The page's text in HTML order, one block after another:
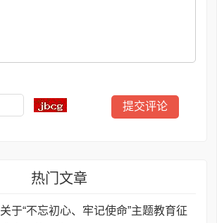
热门文章
关于“不忘初心、牢记使命”主题教育征